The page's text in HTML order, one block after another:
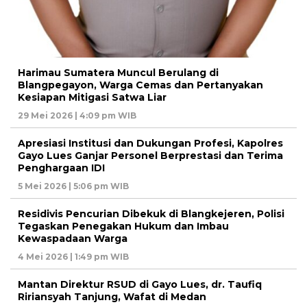
Harimau Sumatera Muncul Berulang di
Blangpegayon, Warga Cemas dan Pertanyakan
Kesiapan Mitigasi Satwa Liar
29 Mei 2026 | 4:09 pm WIB
Apresiasi Institusi dan Dukungan Profesi, Kapolres
Gayo Lues Ganjar Personel Berprestasi dan Terima
Penghargaan IDI
5 Mei 2026 | 5:06 pm WIB
Residivis Pencurian Dibekuk di Blangkejeren, Polisi
Tegaskan Penegakan Hukum dan Imbau
Kewaspadaan Warga
4 Mei 2026 | 1:49 pm WIB
Mantan Direktur RSUD di Gayo Lues, dr. Taufiq
Ririansyah Tanjung, Wafat di Medan